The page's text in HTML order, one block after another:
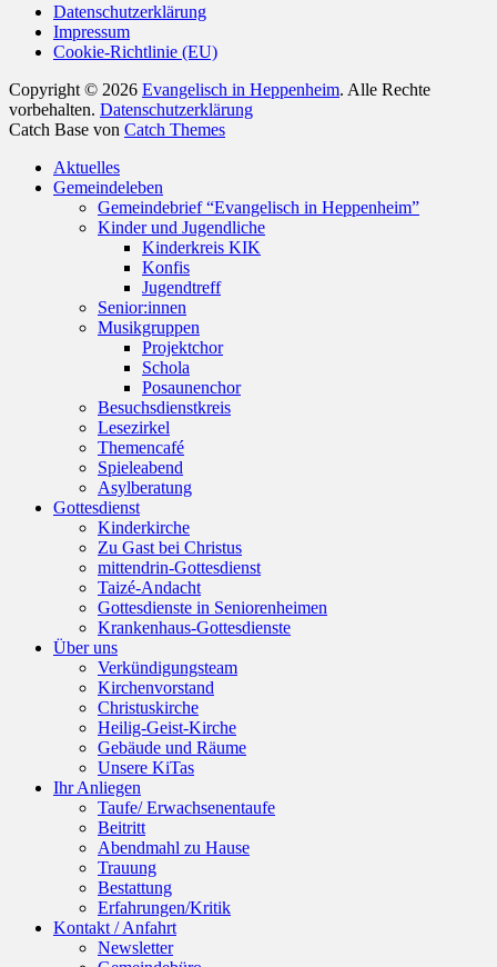
Datenschutzerklärung
Impressum
Cookie-Richtlinie (EU)
Copyright © 2026 Evangelisch in Heppenheim. Alle Rechte
vorbehalten. Datenschutzerklärung
Catch Base von Catch Themes
oben
scrollen
Aktuelles
Gemeindeleben
Gemeindebrief “Evangelisch in Heppenheim”
Kinder und Jugendliche
Kinderkreis KIK
Konfis
Jugendtreff
Senior:innen
Musikgruppen
Projektchor
Schola
Posaunenchor
Besuchsdienstkreis
Lesezirkel
Themencafé
Spieleabend
Asylberatung
Gottesdienst
Kinderkirche
Zu Gast bei Christus
mittendrin-Gottesdienst
Taizé-Andacht
Gottesdienste in Seniorenheimen
Krankenhaus-Gottesdienste
Über uns
Verkündigungsteam
Kirchenvorstand
Christuskirche
Heilig-Geist-Kirche
Gebäude und Räume
Unsere KiTas
Ihr Anliegen
Taufe/ Erwachsenentaufe
Beitritt
Abendmahl zu Hause
Trauung
Bestattung
Erfahrungen/Kritik
Kontakt / Anfahrt
Newsletter